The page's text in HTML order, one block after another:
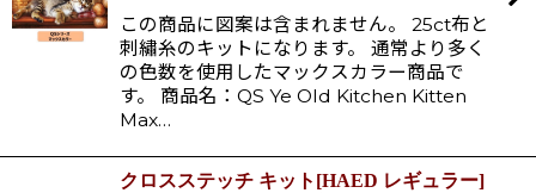
絞り込む
この商品に図案は含まれません。 25ct布と
刺繡糸のキットになります。 通常より多く
の色数を使用したマックスカラー商品で
す。 商品名：QS Ye Old Kitchen Kitten
Max…
クロスステッチ キット[HAED レギュラー]